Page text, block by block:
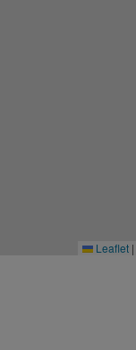
Leaflet |